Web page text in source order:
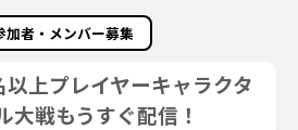
加者・メンバー募集
上プレイヤーキャラクタ
大戦もうすぐ配信！